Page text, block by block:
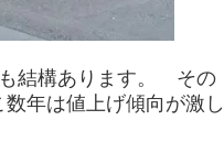
結構あります。 その
年は値上げ傾向が激し